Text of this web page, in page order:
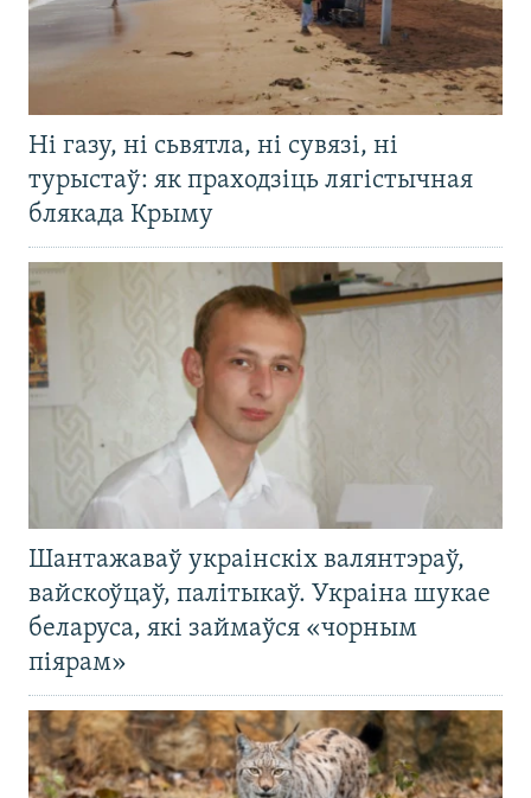
Ні газу, ні сьвятла, ні сувязі, ні
турыстаў: як праходзіць лягістычная
блякада Крыму
Шантажаваў украінскіх валянтэраў,
вайскоўцаў, палітыкаў. Украіна шукае
беларуса, які займаўся «чорным
піярам»